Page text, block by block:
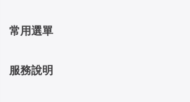
常用選單
服務說明